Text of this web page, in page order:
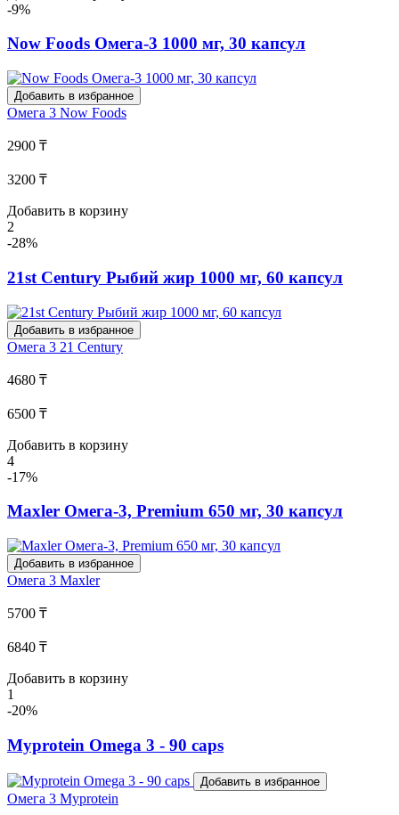
-9%
Now Foods Омега-3 1000 мг, 30 капсул
Добавить в избранное
Омега 3 Now Foods
2900 ₸
3200 ₸
Добавить в корзину
2
-28%
21st Century Рыбий жир 1000 мг, 60 капсул
Добавить в избранное
Омега 3 21 Century
4680 ₸
6500 ₸
Добавить в корзину
4
-17%
Maxler Омега-3, Premium 650 мг, 30 капсул
Добавить в избранное
Омега 3 Maxler
5700 ₸
6840 ₸
Добавить в корзину
1
-20%
Myprotein Omega 3 - 90 caps
Добавить в избранное
Омега 3 Myprotein